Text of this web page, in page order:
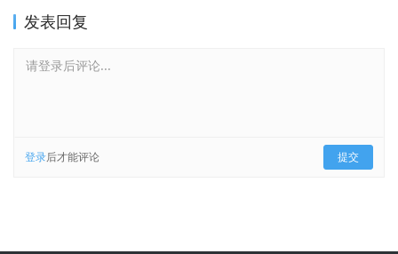
发表回复
请登录后评论...
登录后才能评论 提交